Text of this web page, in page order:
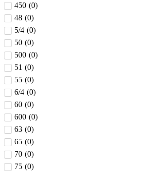
450 (0)
48 (0)
5/4 (0)
50 (0)
500 (0)
51 (0)
55 (0)
6/4 (0)
60 (0)
600 (0)
63 (0)
65 (0)
70 (0)
75 (0)